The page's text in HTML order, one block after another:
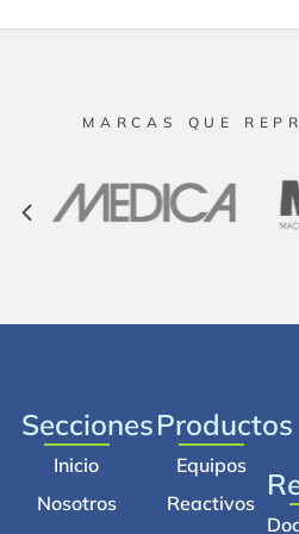
MARCAS QUE
Secciones
Inicio
Nosotros
Productos
Equipos
Reactivos